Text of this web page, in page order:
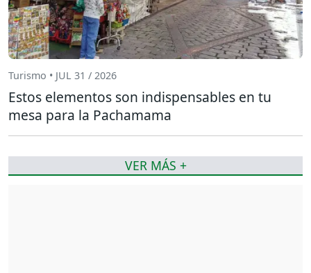
Turismo • JUL 31 / 2026
Estos elementos son indispensables en tu
mesa para la Pachamama
VER MÁS +